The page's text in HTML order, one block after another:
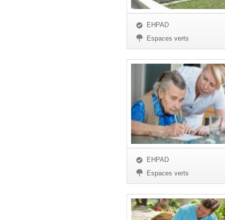
EHPAD
Espaces verts
EHPAD
Espaces verts